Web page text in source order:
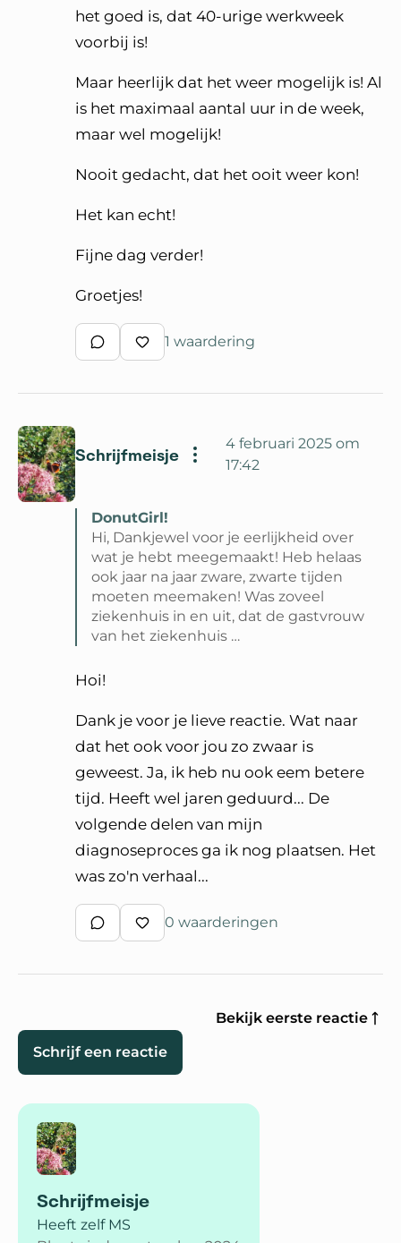
het goed is, dat 40-urige werkweek
voorbij is!
Maar heerlijk dat het weer mogelijk is! Al
is het maximaal aantal uur in de week,
maar wel mogelijk!
Nooit gedacht, dat het ooit weer kon!
Het kan echt!
Fijne dag verder!
Groetjes!
Schrijf een reactie
Waardeer reactie
1 waardering
Schrijfmeisje
4 februari 2025 om
17:42
DonutGirl!
Hi, Dankjewel voor je eerlijkheid over
wat je hebt meegemaakt! Heb helaas
ook jaar na jaar zware, zwarte tijden
moeten meemaken! Was zoveel
ziekenhuis in en uit, dat de gastvrouw
van het ziekenhuis …
Hoi!
Dank je voor je lieve reactie. Wat naar
dat het ook voor jou zo zwaar is
geweest. Ja, ik heb nu ook eem betere
tijd. Heeft wel jaren geduurd... De
volgende delen van mijn
diagnoseproces ga ik nog plaatsen. Het
was zo'n verhaal...
Schrijf een reactie
Waardeer reactie
0 waarderingen
Bekijk eerste reactie
Schrijf een reactie
Schrijfmeisje
Heeft zelf MS